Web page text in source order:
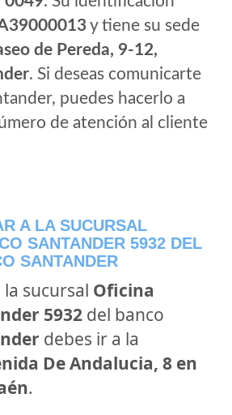
y tiene su sede
de Pereda, 9-12,
. Si deseas comunicarte
puedes hacerlo a
de atención al cliente
A LA SUCURSAL
SANTANDER 5932 DEL
SANTANDER
sucursal Oficina
5932 del banco
debes ir a la
De Andalucia, 8 en
.